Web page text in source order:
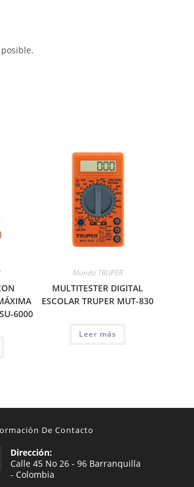
6000
Mundo TRUPER
MULTITESTER DIGITAL
ESCOLAR TRUPER MUT-830
Leer más
De Contacto
Dirección:
Calle 45 No 26 - 96 Barranquilla
- Colombia